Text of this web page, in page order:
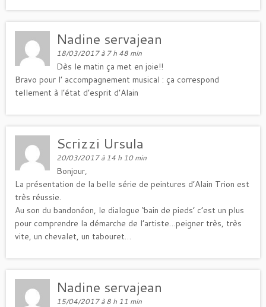
Nadine servajean
18/03/2017 à 7 h 48 min
Dès le matin ça met en joie!!
Bravo pour l’ accompagnement musical : ça correspond
tellement à l’état d’esprit d’Alain
Scrizzi Ursula
20/03/2017 à 14 h 10 min
Bonjour,
La présentation de la belle série de peintures d’Alain Trion est
très réussie.
Au son du bandonéon, le dialogue ‘bain de pieds’ c’est un plus
pour comprendre la démarche de l’artiste…peigner très, très
vite, un chevalet, un tabouret…
Nadine servajean
15/04/2017 à 8 h 11 min